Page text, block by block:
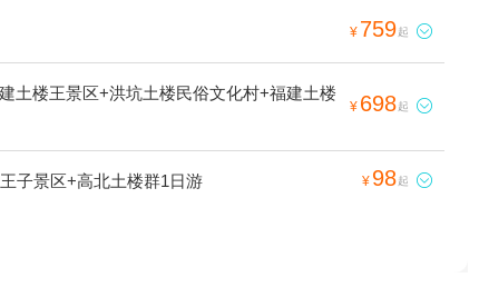
¥ 759起 
土楼王景区+洪坑土楼民俗文化村+福建土楼
¥ 698起 
子景区+高北土楼群1日游 ¥ 98起 